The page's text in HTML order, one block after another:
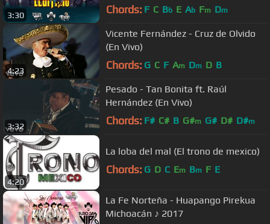
3:30 Chords: F C Bb E Ab Fm Dm
4:23
Vicente Fernández - Cruz de Olvido
(En Vivo)
Chords: G C F Am Dm D B
3:32
Pesado - Tan Bonita ft. Raúl
Hernández (En Vivo)
Chords: F# C# B G#m G# D# D#m
4:20
La loba del mal (El trono de mexico)
Chords: G D C Em Bm F E
La Fe Norteña - Huapango Pirekua
Michoacán ♪ 2017